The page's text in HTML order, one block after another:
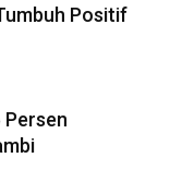
Positif
Persen